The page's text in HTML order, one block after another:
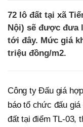
72 lô đất tại xã
Nội) sẽ được đưa
tới đây. Mức giá
triệu đồng/m2.
Công ty Đấu giá
báo tổ chức đấu
đất tại điểm TL-03,